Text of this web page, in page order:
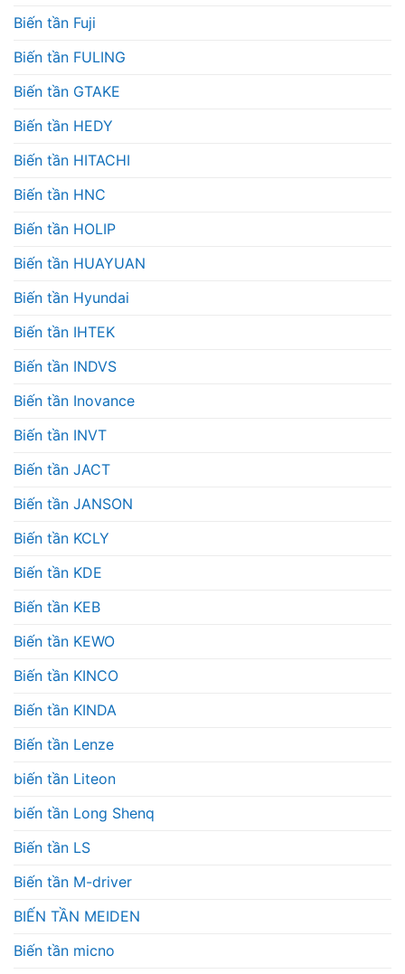
Biến tần Fuji
Biến tần FULING
Biến tần GTAKE
Biến tần HEDY
Biến tần HITACHI
Biến tần HNC
Biến tần HOLIP
Biến tần HUAYUAN
Biến tần Hyundai
Biến tần IHTEK
Biến tần INDVS
Biến tần Inovance
Biến tần INVT
Biến tần JACT
Biến tần JANSON
Biến tần KCLY
Biến tần KDE
Biến tần KEB
Biến tần KEWO
Biến tần KINCO
Biến tần KINDA
Biến tần Lenze
biến tần Liteon
biến tần Long Shenq
Biến tần LS
Biến tần M-driver
BIẾN TẦN MEIDEN
Biến tần micno